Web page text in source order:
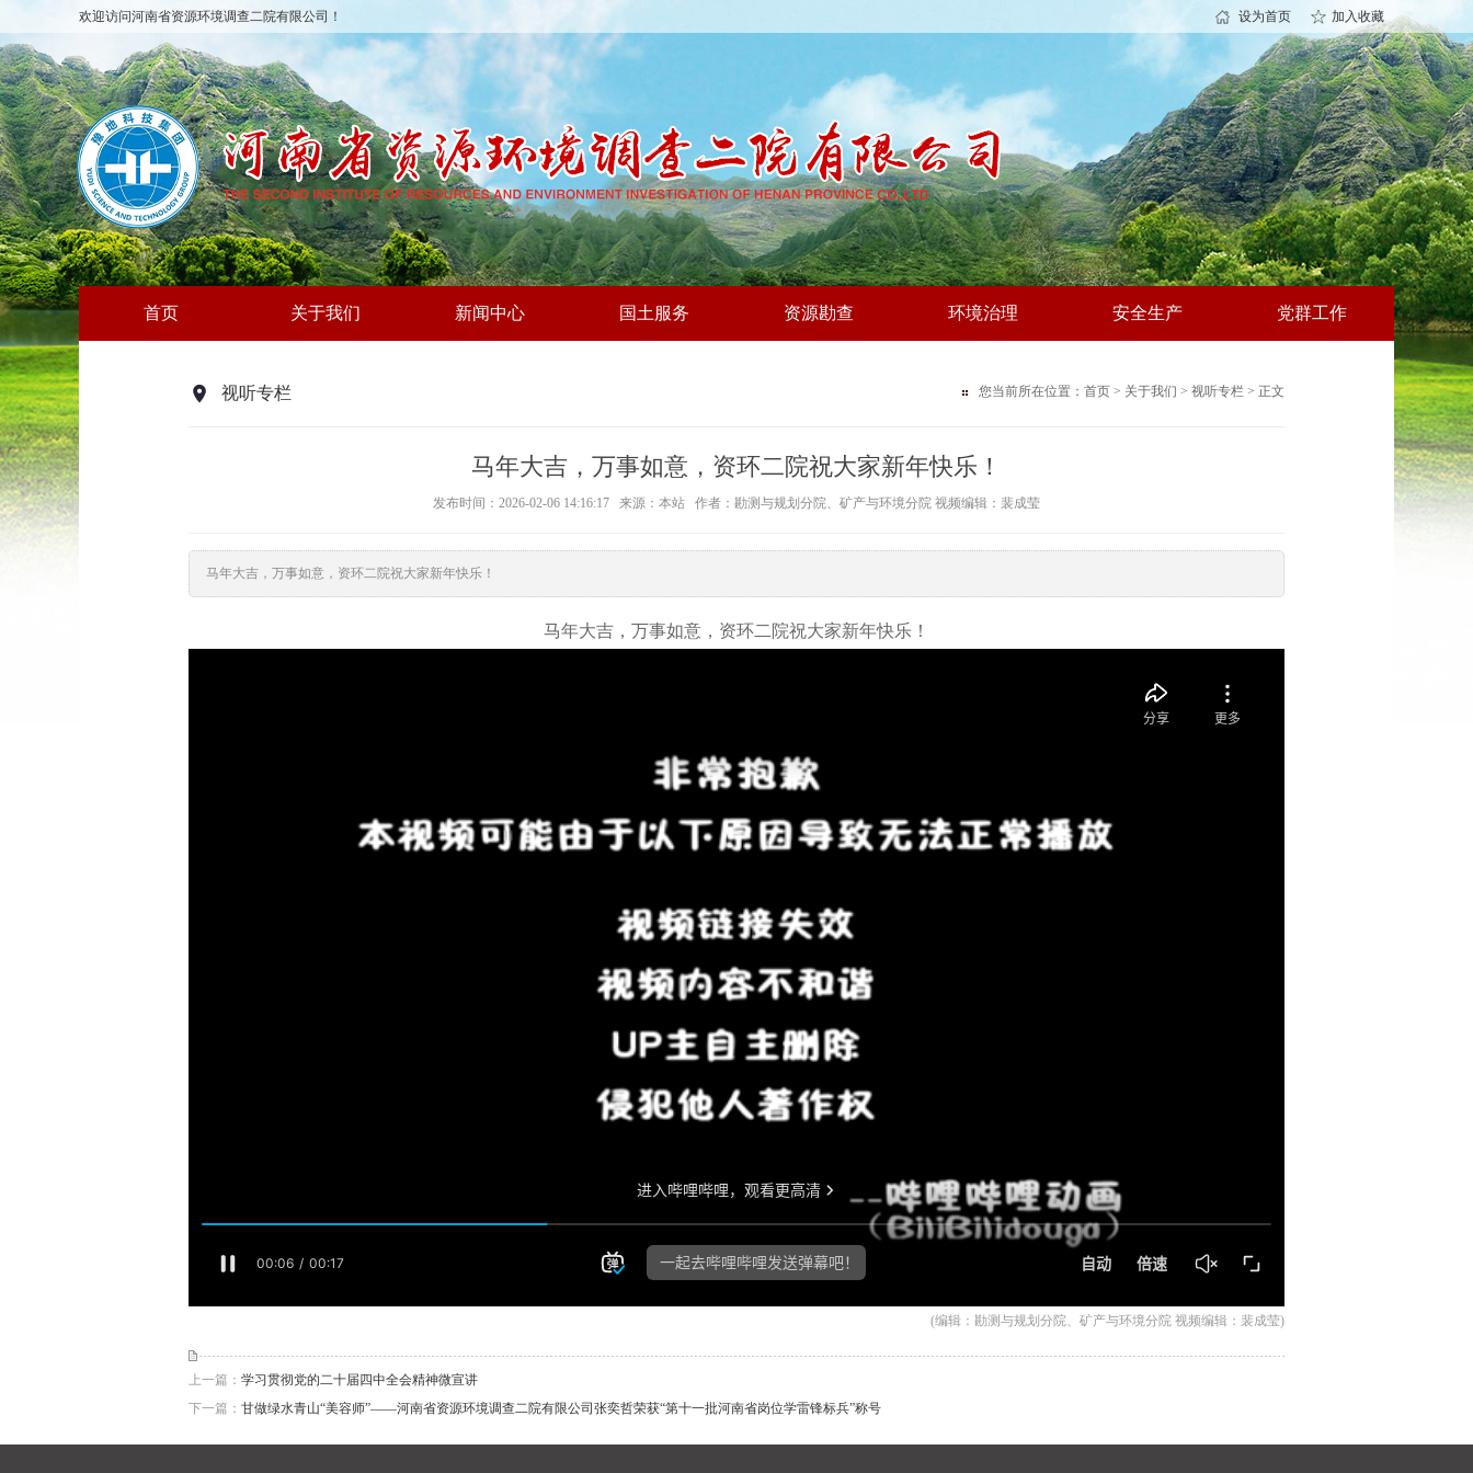
欢迎访问河南省资源环境调查二院有限公司！ 设为首页 加入收藏
首页 关于我们 新闻中心 国土服务 资源勘查 环境治理 安全生产 党群工作
视听专栏 您当前所在位置： 首页 > 关于我们 > 视听专栏 > 正文
马年大吉，万事如意，资环二院祝大家新年快乐！
发布时间：2026-02-06 14:16:17 来源：本站 作者：勘测与规划分院、矿产与环境分院 视频编辑：裴成莹
马年大吉，万事如意，资环二院祝大家新年快乐！
马年大吉，万事如意，资环二院祝大家新年快乐 ！
(编辑：勘测与规划分院、矿产与环境分院 视频编辑：裴成莹)
上一篇： 学习贯彻党的二十届四中全会精神微宣讲
下一篇： 甘做绿水青山“美容师”——河南省资源环境调查二院有限公司张奕哲荣获“第十一批河南省岗位学雷锋标兵”称号